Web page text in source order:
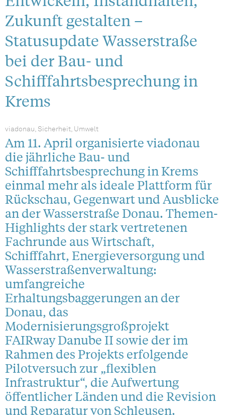
Zukunft gestalten –
Statusupdate Wasserstraße
bei der Bau- und
Schifffahrtsbesprechung in
Krems
viadonau, Sicherheit, Umwelt
Am 11. April organisierte viadonau
die jährliche Bau- und
Schifffahrtsbesprechung in Krems
einmal mehr als ideale Plattform für
Rückschau, Gegenwart und Ausblicke
an der Wasserstraße Donau. Themen-
Highlights der stark vertretenen
Fachrunde aus Wirtschaft,
Schifffahrt, Energieversorgung und
Wasserstraßenverwaltung:
umfangreiche
Erhaltungsbaggerungen an der
Donau, das
Modernisierungsgroßprojekt
FAIRway Danube II sowie der im
Rahmen des Projekts erfolgende
Pilotversuch zur „flexiblen
Infrastruktur“, die Aufwertung
öffentlicher Länden und die Revision
und Reparatur von Schleusen.